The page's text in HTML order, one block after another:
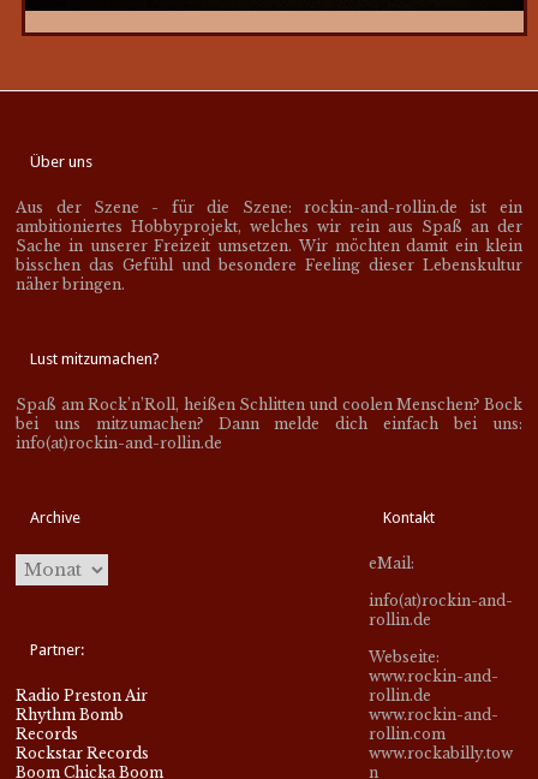
Über uns
Aus der Szene - für die Szene: rockin-and-rollin.de ist ein
ambitioniertes Hobbyprojekt, welches wir rein aus Spaß an der
Sache in unserer Freizeit umsetzen. Wir möchten damit ein klein
bisschen das Gefühl und besondere Feeling dieser Lebenskultur
näher bringen.
Lust mitzumachen?
Spaß am Rock’n’Roll, heißen Schlitten und coolen Menschen? Bock
bei uns mitzumachen? Dann melde dich einfach bei uns:
info(at)rockin-and-rollin.de
Archive
Partner:
Radio Preston Air
Rhythm Bomb
Records
Rockstar Records
Boom Chicka Boom
Kontakt
eMail:
info(at)rockin-and-
rollin.de
Webseite:
www.rockin-and-
rollin.de
www.rockin-and-
rollin.com
www.rockabilly.tow
n